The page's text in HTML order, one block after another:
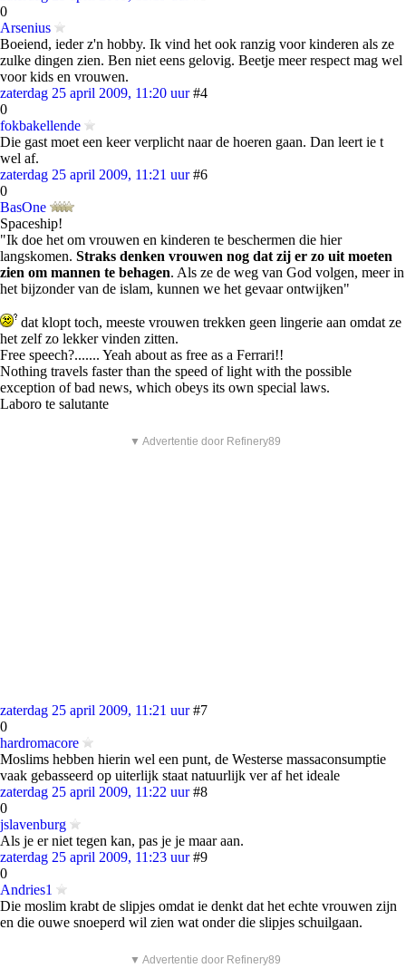
0
Arsenius
Boeiend, ieder z'n hobby. Ik vind het ook ranzig voor kinderen als ze
zulke dingen zien. Ben niet eens gelovig. Beetje meer respect mag wel
voor kids en vrouwen.
zaterdag 25 april 2009, 11:20 uur #4
0
fokbakellende
Die gast moet een keer verplicht naar de hoeren gaan. Dan leert ie t
wel af.
zaterdag 25 april 2009, 11:21 uur #6
0
BasOne
Spaceship!
"Ik doe het om vrouwen en kinderen te beschermen die hier
langskomen. Straks denken vrouwen nog dat zij er zo uit moeten
zien om mannen te behagen. Als ze de weg van God volgen, meer in
het bijzonder van de islam, kunnen we het gevaar ontwijken"
dat klopt toch, meeste vrouwen trekken geen lingerie aan omdat ze
het zelf zo lekker vinden zitten.
Free speech?....... Yeah about as free as a Ferrari!!
Nothing travels faster than the speed of light with the possible
exception of bad news, which obeys its own special laws.
Laboro te salutante
▼ Advertentie door Refinery89
zaterdag 25 april 2009, 11:21 uur #7
0
hardromacore
Moslims hebben hierin wel een punt, de Westerse massaconsumptie
vaak gebasseerd op uiterlijk staat natuurlijk ver af het ideale
zaterdag 25 april 2009, 11:22 uur #8
0
jslavenburg
Als je er niet tegen kan, pas je je maar aan.
zaterdag 25 april 2009, 11:23 uur #9
0
Andries1
Die moslim krabt de slipjes omdat ie denkt dat het echte vrouwen zijn
en die ouwe snoeperd wil zien wat onder die slipjes schuilgaan.
▼ Advertentie door Refinery89